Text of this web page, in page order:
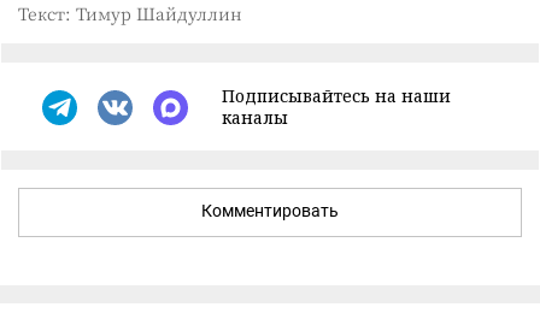
Текст: Тимур Шайдуллин
Подписывайтесь на наши
каналы
Комментировать